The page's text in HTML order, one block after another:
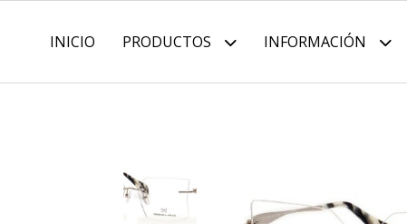
INICIO PRODUCTOS INFORMACIÓN